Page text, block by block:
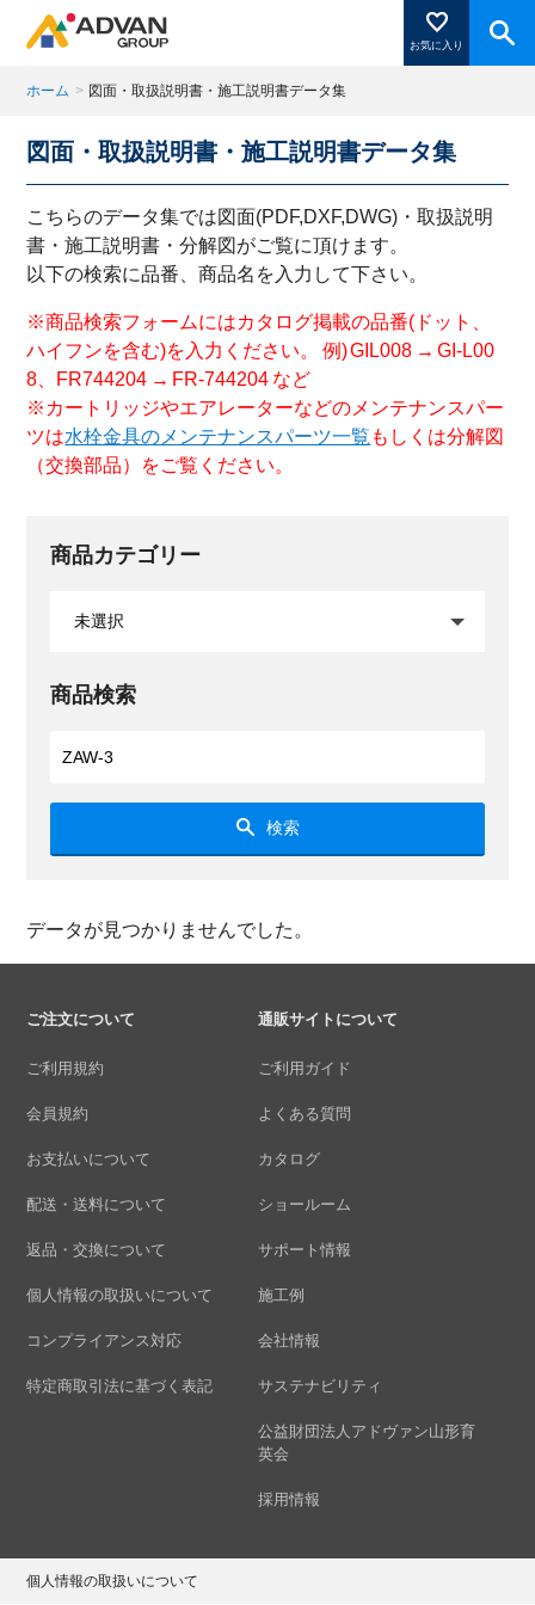
お気に入り
商品ページにある「お気に入り登録」を押すと登録した
商品がここに表示されます。
ホーム > 図面・取扱説明書・施工説明書データ集
図面・取扱説明書・施工説明書データ集
こちらのデータ集では図面(PDF,DXF,DWG)・取扱説明
書・施工説明書・分解図がご覧に頂けます。
以下の検索に品番、商品名を入力して下さい。
※商品検索フォームにはカタログ掲載の品番(ドット、
ハイフンを含む)を入力ください。 例) GIL008 → GI-L00
8、FR744204 → FR-744204 など
※カートリッジやエアレーターなどのメンテナンスパー
ツは水栓金具のメンテナンスパーツ一覧 もしくは分解図
（交換部品）をご覧ください。
商品カテゴリー
商品検索
検索
データが見つかりませんでした。
ご注文について
ご利用規約
会員規約
お支払いについて
配送・送料について
返品・交換について
個人情報の取扱いについて
コンプライアンス対応
特定商取引法に基づく表記
通販サイトについて
ご利用ガイド
よくある質問
カタログ
ショールーム
サポート情報
施工例
会社情報
サステナビリティ
公益財団法人アドヴァン山形育
英会
採用情報
個人情報の取扱いについて